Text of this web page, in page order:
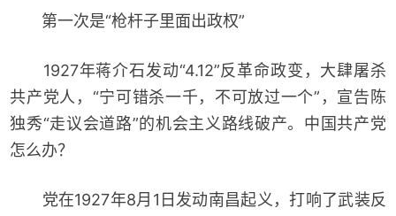
第一次是“枪杆子里面出政权”
1927年蒋介石发动“4.12”反革命政变，大肆屠杀
共产党人，“宁可错杀一千，不可放过一个”，宣告陈
独秀“走议会道路”的机会主义路线破产。中国共产党
怎么办？
党在1927年8月1日发动南昌起义，打响了武装反